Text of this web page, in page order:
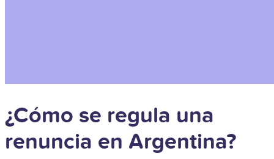
¿Cómo se regula una
renuncia en Argentina?